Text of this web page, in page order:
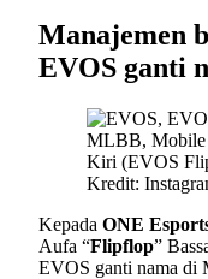
Manajemen
EVOS ganti
Kiri (EVOS
Kredit:
Kepada ONE
Aufa “Flipflop”
EVOS ganti nama di